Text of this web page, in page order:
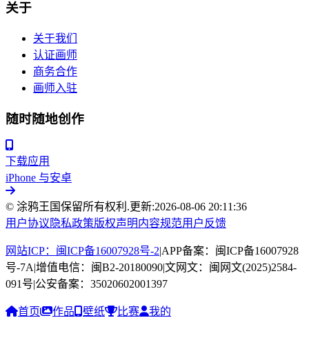
关于
关于我们
认证画师
商务合作
画师入驻
随时随地创作
下载应用
iPhone 与安卓
© 涂鸦王国保留所有权利.更新:2026-08-06 20:11:36
用户协议 隐私政策版权声明内容规范用户反馈
网站ICP：闽ICP备16007928号-2|APP备案：闽ICP备16007928
号-7A|增值电信：闽B2-20180090|文网文：闽网文(2025)2584-
091号|公安备案：35020602001397
首页 作品 壁纸 比赛 我的